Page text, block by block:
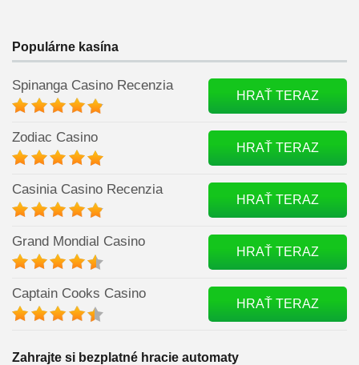
Populárne kasína
Spinanga Casino Recenzia
HRAŤ TERAZ
Zodiac Casino
HRAŤ TERAZ
Casinia Casino Recenzia
HRAŤ TERAZ
Grand Mondial Casino
HRAŤ TERAZ
Captain Cooks Casino
HRAŤ TERAZ
Zahrajte si bezplatné hracie automaty